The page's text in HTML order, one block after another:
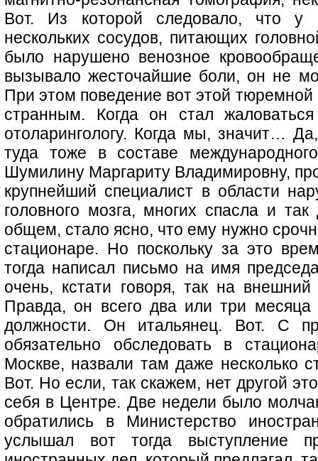
Вот. Из которой следовало, что у
нескольких сосудов, питающих
было нарушено венозное
вызывало жесточайшие боли, он не
При этом поведение вот этой
странным. Когда он стал
отоларингологу. Когда мы, значит…
туда тоже в составе
Шумилину Маргариту Владимировну,
крупнейший специалист в области
головного мозга, многих спасла и
общем, стало ясно, что ему нужно
стационаре. Но поскольку за это
тогда написал письмо на имя
очень, кстати говоря, так на
Правда, он всего два или три месяца
должности. Он итальянец. Вот. С
обязательно обследовать в
Москве, назвали там даже несколько
Вот. Но если, так скажем, нет другой
себя в Центре. Две недели было
обратились в Министерство
услышал вот тогда выступление